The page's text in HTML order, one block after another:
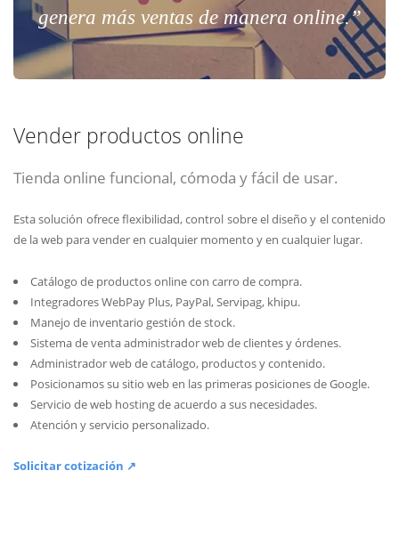
genera más ventas de manera online.”
Vender productos online
Tienda online funcional, cómoda y fácil de usar.
Esta solución ofrece flexibilidad, control sobre el diseño y el contenido
de la web para vender en cualquier momento y en cualquier lugar.
Catálogo de productos online con carro de compra.
Integradores WebPay Plus, PayPal, Servipag, khipu.
Manejo de inventario gestión de stock.
Sistema de venta administrador web de clientes y órdenes.
Administrador web de catálogo, productos y contenido.
Posicionamos su sitio web en las primeras posiciones de Google.
Servicio de web hosting de acuerdo a sus necesidades.
Atención y servicio personalizado.
Solicitar cotización ↗